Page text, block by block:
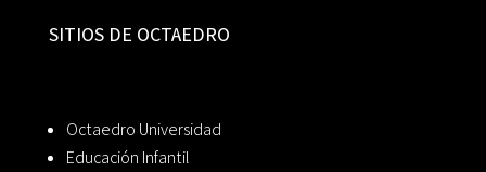
SITIOS DE OCTAEDRO
Octaedro Universidad
Educación Infantil